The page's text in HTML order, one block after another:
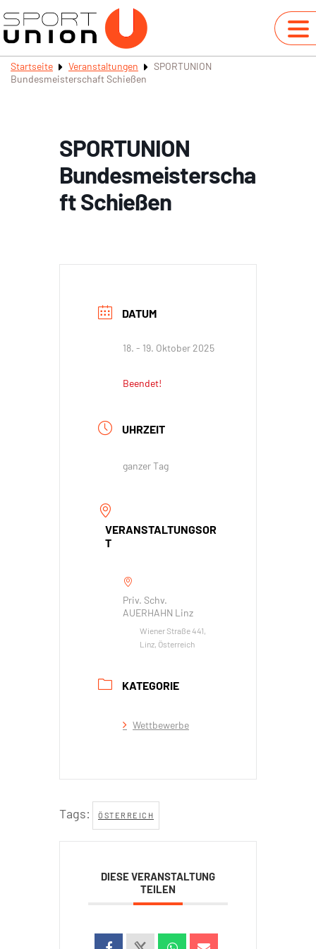
Startseite Veranstaltungen
SPORTUNION
Bundesmeisterschaft Schießen
SPORTUNION
Bundesmeisterscha
ft Schießen
DATUM
18. - 19. Oktober 2025
Beendet!
UHRZEIT
ganzer Tag
VERANSTALTUNGSOR
T
Priv. Schv.
AUERHAHN Linz
Wiener Straße 441,
Linz, Österreich
KATEGORIE
Wettbewerbe
Tags: ÖSTERREICH
DIESE VERANSTALTUNG
TEILEN